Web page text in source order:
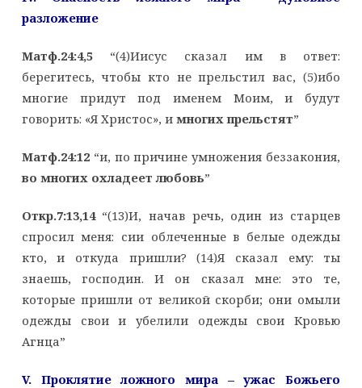
разложение
Матф.24:4,5“(4)Иисус сказал им в ответ:
берегитесь, чтобы кто не прельстил вас, (5)ибо
многие придут под именем Моим, и будут
говорить: «Я Христос», и многих прельстят”
Матф.24:12“и, по причине умножения беззакония,
во многих охладеет любовь”
Откр.7:13,14“(13)И, начав речь, один из старцев
спросил меня: сии облеченные в белые одежды
кто, и откуда пришли? (14)Я сказал ему: ты
знаешь, господин. И он сказал мне: это те,
которые пришли от великой скорби; они омыли
одежды свои и убелили одежды свои Кровью
Агнца”
V. Проклятие ложного мира – ужас Божьего